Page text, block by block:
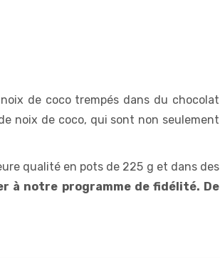
de coco trempés dans du chocolat
noix de coco, qui sont non seulement
qualité en pots de 225 g et dans des
à notre programme de fidélité. De